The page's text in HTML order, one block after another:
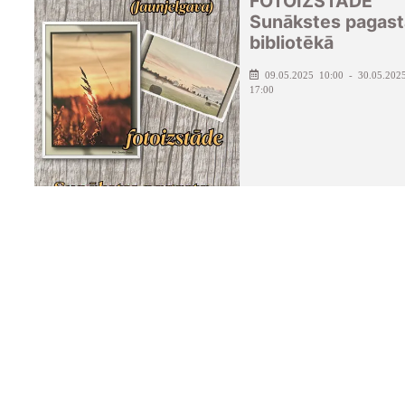
Sunākstes
bibliotēkā
09.05.2025 10:00 -
17:00